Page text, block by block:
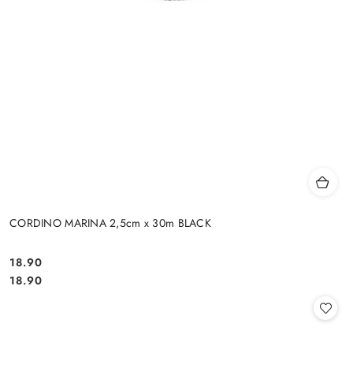
CORDINO MARINA 2,5cm x 30m BLACK
Cena:
18.90
Cena:
18.90